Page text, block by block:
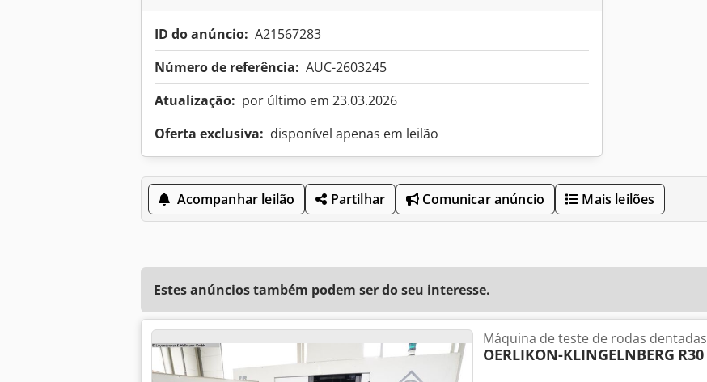
ID do anúncio: A21567283
Número de referência: AUC-2603245
Atualização: por último em 23.03.2026
Oferta exclusiva: disponível apenas em leilão
Acompanhar leilão Partilhar Comunicar anúncio Mais leilões
Estes anúncios também podem ser do seu interesse.
Máquina de teste de rodas dentadas
OERLIKON-KLINGELNBERG R30